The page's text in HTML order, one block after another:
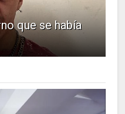
que se había